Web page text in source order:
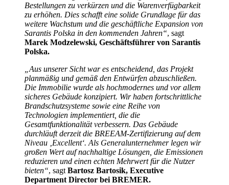
Bestellungen zu verkürzen und die Warenverfügbarkeit
zu erhöhen. Dies schafft eine solide Grundlage für das
weitere Wachstum und die geschäftliche Expansion von
Sarantis Polska in den kommenden Jahren“, sagt
Marek Modzelewski, Geschäftsführer von Sarantis
Polska.
„Aus unserer Sicht war es entscheidend, das Projekt
planmäßig und gemäß den Entwürfen abzuschließen.
Die Immobilie wurde als hochmodernes und vor allem
sicheres Gebäude konzipiert. Wir haben fortschrittliche
Brandschutzsysteme sowie eine Reihe von
Technologien implementiert, die die
Gesamtfunktionalität verbessern. Das Gebäude
durchläuft derzeit die BREEAM-Zertifizierung auf dem
Niveau ‚Excellent‘. Als Generalunternehmer legen wir
großen Wert auf nachhaltige Lösungen, die Emissionen
reduzieren und einen echten Mehrwert für die Nutzer
bieten“, sagtBartosz Bartosik, Executive
Department Director bei BREMER.